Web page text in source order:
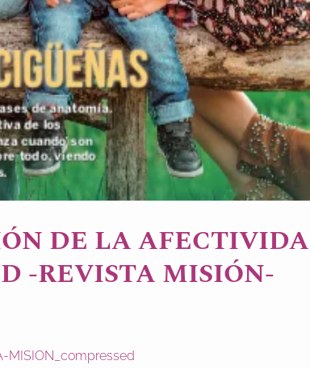
DE LA
-REVISTA MISIÓN-
MISION_compressed